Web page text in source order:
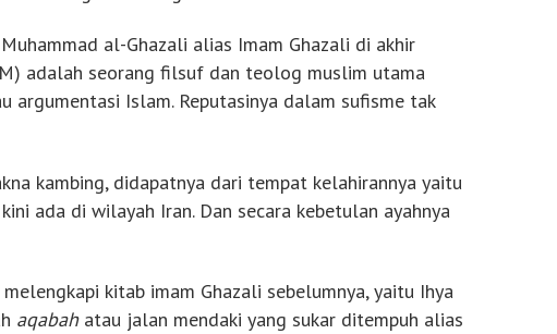
al-Ghazali alias Imam Ghazali di akhir
adalah seorang filsuf dan teolog muslim utama
argumentasi Islam. Reputasinya dalam sufisme tak
kambing, didapatnya dari tempat kelahirannya yaitu
ada di wilayah Iran. Dan secara kebetulan ayahnya
kitab imam Ghazali sebelumnya, yaitu Ihya
aqabahatau jalan mendaki yang sukar ditempuh alias